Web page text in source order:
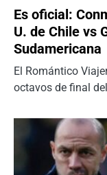
Es oficial:
U. de Chile vs
Sudamericana
El Romántico
octavos de final